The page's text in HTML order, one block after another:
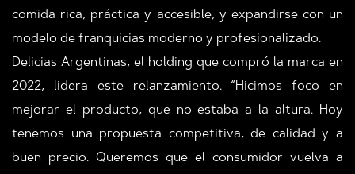
comida rica, práctica y accesible, y expandirse con un
modelo de franquicias moderno y profesionalizado.
Delicias Argentinas, el holding que compró la marca en
2022, lidera este relanzamiento. “Hicimos foco en
mejorar el producto, que no estaba a la altura. Hoy
tenemos una propuesta competitiva, de calidad y a
buen precio. Queremos que el consumidor vuelva a